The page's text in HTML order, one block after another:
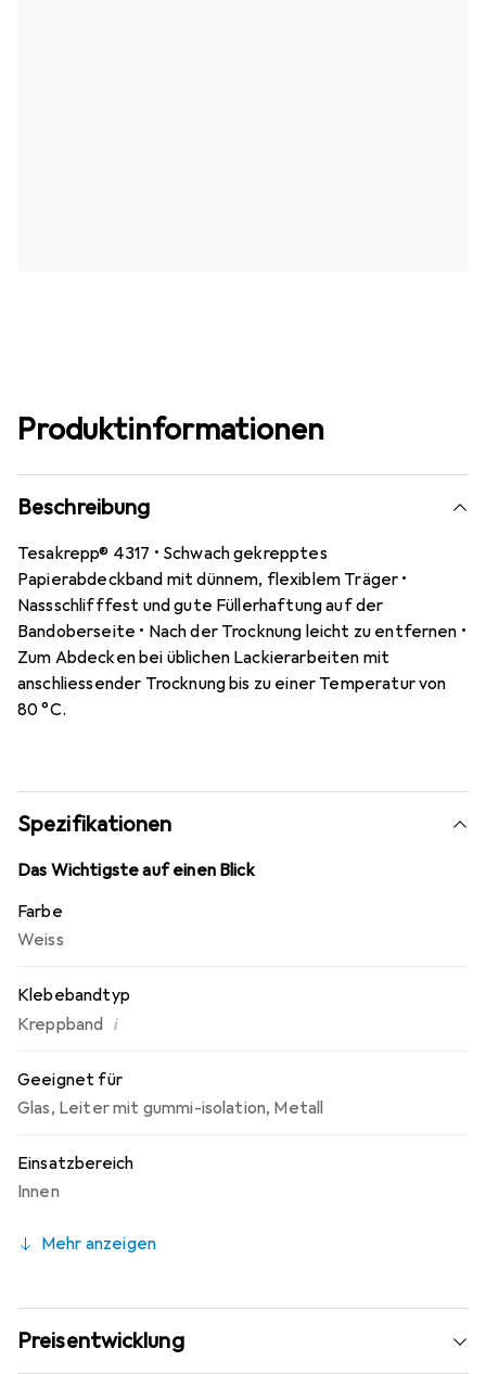
Produktinformationen
Beschreibung
Tesakrepp® 4317 • Schwach gekrepptes
Papierabdeckband mit dünnem, flexiblem Träger •
Nassschlifffest und gute Füllerhaftung auf der
Bandoberseite • Nach der Trocknung leicht zu entfernen •
Zum Abdecken bei üblichen Lackierarbeiten mit
anschliessender Trocknung bis zu einer Temperatur von
80 °C.
Spezifikationen
Das Wichtigste auf einen Blick
Farbe
Weiss
Klebebandtyp
Kreppband i
Geeignet für
Glas, Leiter mit gummi-isolation, Metall
Einsatzbereich
Innen
Mehr anzeigen
Preisentwicklung